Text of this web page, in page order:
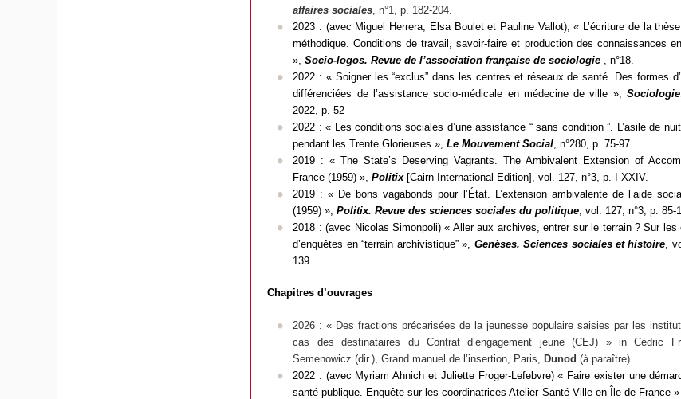
affaires sociales , n°1, p. 182-204.
2023 : (avec Miguel Herrera, Elsa Boulet et Pauline Vallot), « L’écriture de la
méthodique. Conditions de travail, savoir-faire et production des connaissances
»,Socio-logos. Revue de l’association française de sociologie
, n°18.
2022 : « Soigner les “exclus” dans les centres et réseaux de santé. Des formes
différenciées de l’assistance socio-médicale en médecine de ville »,
2022, p. 52
2022 : « Les conditions sociales d’une assistance “ sans condition ”. L’asile de
pendant les Trente Glorieuses »,Le Mouvement Social , n°280, p. 75-97.
2019 : « The State’s Deserving Vagrants. The Ambivalent Extension of
France (1959) »,Politix[Cairn International Edition], vol. 127, n°3, p. I-XXIV.
2019 : « De bons vagabonds pour l’État. L’extension ambivalente de l’aide
(1959) »,Politix. Revue des sciences sociales du politique vol. 127, n°3, p. 85-
2018 : (avec Nicolas Simonpoli) « Aller aux archives, entrer sur le terrain ? Sur les
d’enquêtes en “terrain archivistique” », Genèses. Sciences sociales et histoire ,
139.
Chapitres d’ouvrages
2026 : « Des fractions précarisées de la jeunesse populaire saisies par les
cas des destinataires du Contrat d’engagement jeune (CEJ) » in Cédric
Semenowicz (dir.),Grand manuel de l’insertion , Paris, Dunod(à paraître)
2022 : (avec Myriam Ahnich et Juliette Froger-Lefebvre) « Faire exister une
santé publique. Enquête sur les coordinatrices Atelier Santé Ville en Île-de-France »